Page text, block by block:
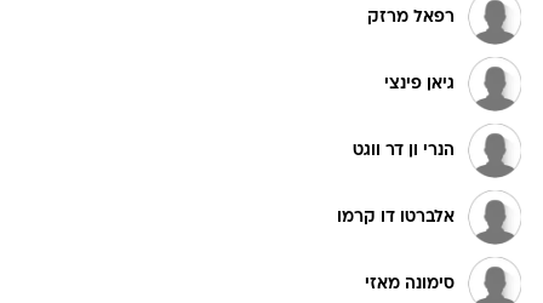
רפאל מרזק
גיאן פינצי
הנרי ון דר ווגט
אלברטו דו קרמו
סימונה מאזי